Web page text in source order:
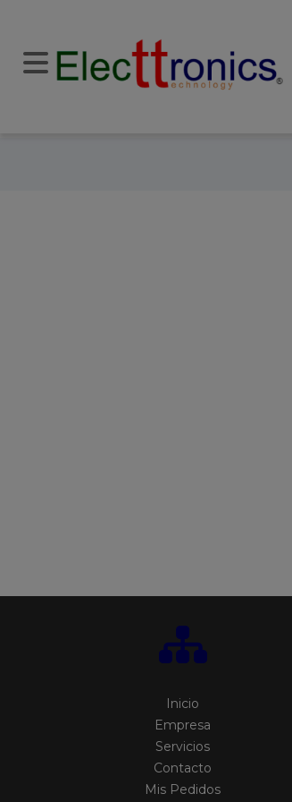
Inicio
Empresa
Servicios
Contacto
Mis Pedidos